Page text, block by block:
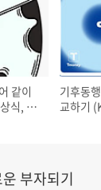
같이
식, 건
기후동
교하기
부자되기